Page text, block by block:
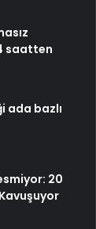
saatten
ada bazlı
20